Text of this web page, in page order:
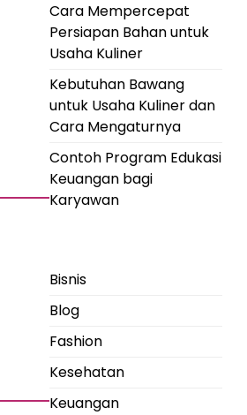
Cara Mempercepat
Persiapan Bahan untuk
Usaha Kuliner
Kebutuhan Bawang
untuk Usaha Kuliner dan
Cara Mengaturnya
Contoh Program Edukasi
Keuangan bagi
Karyawan
Bisnis
Blog
Fashion
Kesehatan
Keuangan